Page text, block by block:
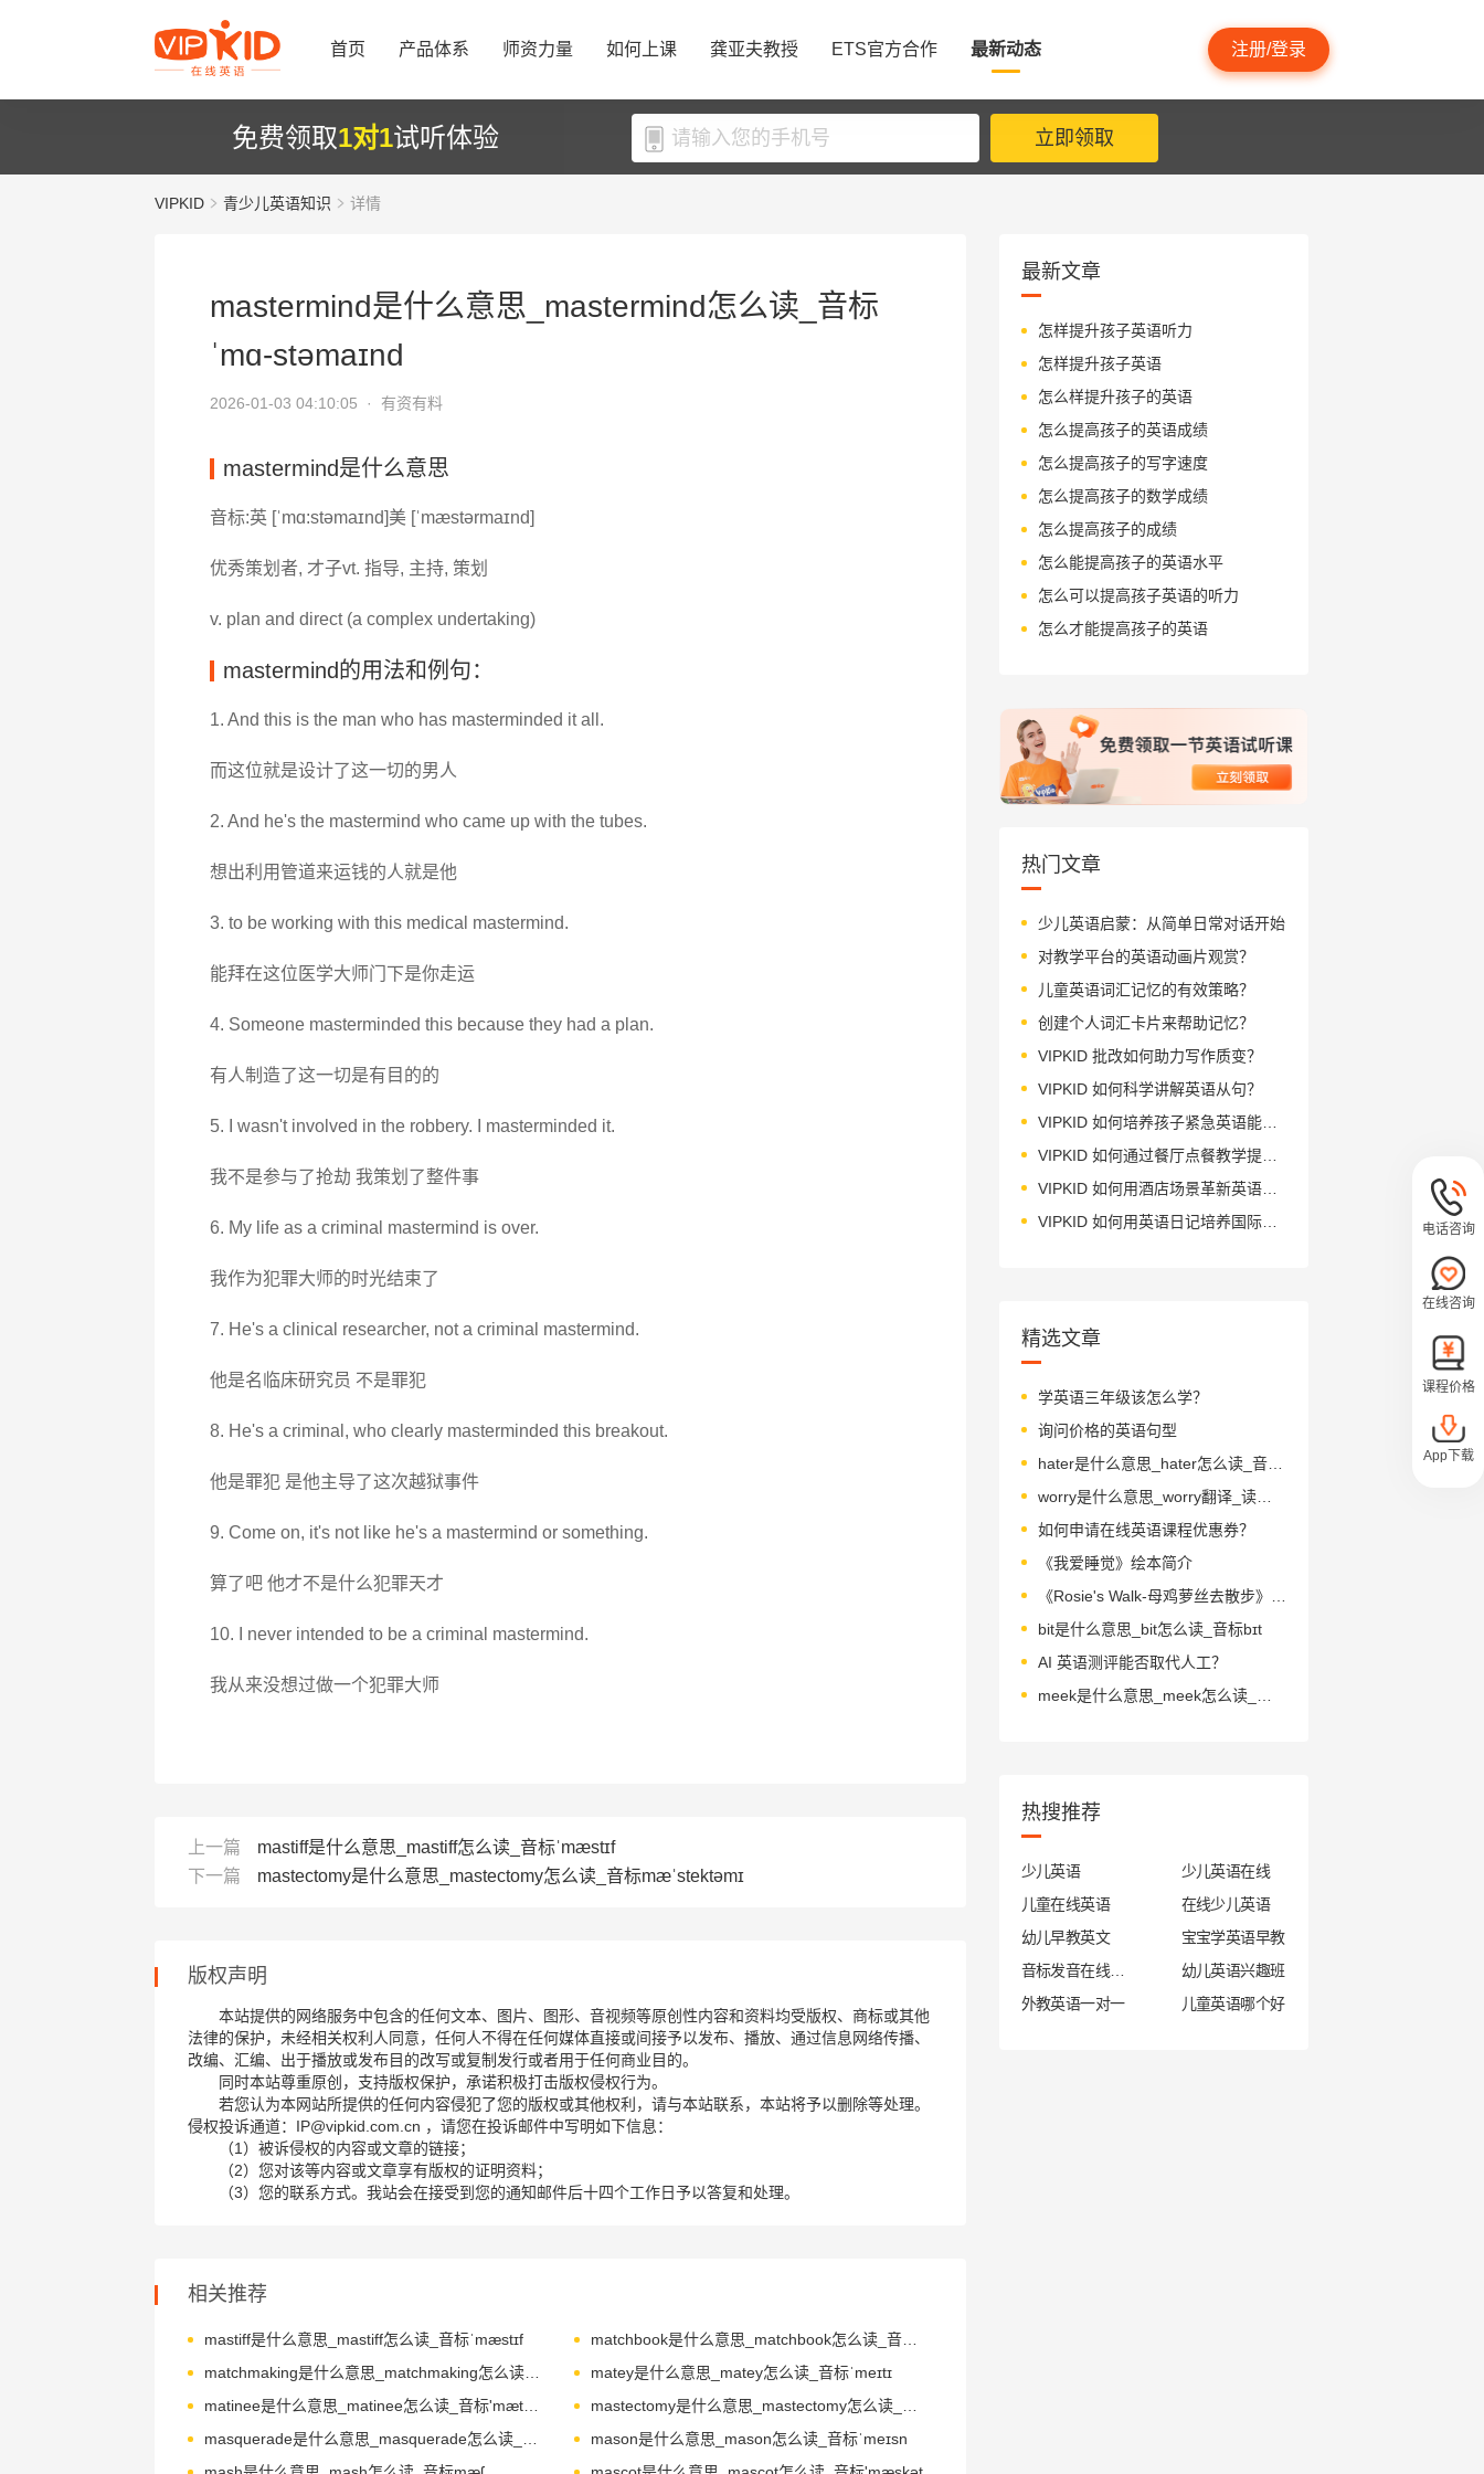
首页 产品体系 师资力量 如何上课 龚亚夫教授 ETS官方合作 最新动态 注册/登录
免费领取1对1试听体验 立即领取
VIPKID 青少儿英语知识 详情
mastermind是什么意思_mastermind怎么读_音标
ˈmɑ-stəmaɪnd
2026-01-03 04:10:05 · 有资有料
mastermind是什么意思
音标:英 [ˈmɑ:stəmaɪnd]美 [ˈmæstərmaɪnd]
优秀策划者, 才子vt. 指导, 主持, 策划
v. plan and direct (a complex undertaking)
mastermind的用法和例句：
1. And this is the man who has masterminded it all.
而这位就是设计了这一切的男人
2. And he's the mastermind who came up with the tubes.
想出利用管道来运钱的人就是他
3. to be working with this medical mastermind.
能拜在这位医学大师门下是你走运
4. Someone masterminded this because they had a plan.
有人制造了这一切是有目的的
5. I wasn't involved in the robbery. I masterminded it.
我不是参与了抢劫 我策划了整件事
6. My life as a criminal mastermind is over.
我作为犯罪大师的时光结束了
7. He's a clinical researcher, not a criminal mastermind.
他是名临床研究员 不是罪犯
8. He's a criminal, who clearly masterminded this breakout.
他是罪犯 是他主导了这次越狱事件
9. Come on, it's not like he's a mastermind or something.
算了吧 他才不是什么犯罪天才
10. I never intended to be a criminal mastermind.
我从来没想过做一个犯罪大师
上一篇
mastiff是什么意思_mastiff怎么读_音标ˈmæstɪf
下一篇
mastectomy是什么意思_mastectomy怎么读_音标mæˈstektəmɪ
版权声明
本站提供的网络服务中包含的任何文本、图片、图形、音视频等原创性内容和资料均受版权、商标或其他
法律的保护，未经相关权利人同意，任何人不得在任何媒体直接或间接予以发布、播放、通过信息网络传播、
改编、汇编、出于播放或发布目的改写或复制发行或者用于任何商业目的。
同时本站尊重原创，支持版权保护，承诺积极打击版权侵权行为。
若您认为本网站所提供的任何内容侵犯了您的版权或其他权利，请与本站联系，本站将予以删除等处理。
侵权投诉通道：IP@vipkid.com.cn ，请您在投诉邮件中写明如下信息：
（1）被诉侵权的内容或文章的链接；
（2）您对该等内容或文章享有版权的证明资料；
（3）您的联系方式。我站会在接受到您的通知邮件后十四个工作日予以答复和处理。
相关推荐
mastiff是什么意思_mastiff怎么读_音标ˈmæstɪf
matchbook是什么意思_matchbook怎么读_音标'mætʃbuk
matchmaking是什么意思_matchmaking怎么读_音标'mætʃmeɪkɪŋ
matey是什么意思_matey怎么读_音标ˈmeɪtɪ
matinee是什么意思_matinee怎么读_音标'mætinei
mason是什么意思_mason怎么读_音标ˈmeɪsn
最新文章
怎样提升孩子英语听力
怎样提升孩子英语
怎么样提升孩子的英语
怎么提高孩子的英语成绩
怎么提高孩子的写字速度
怎么提高孩子的数学成绩
怎么提高孩子的成绩
怎么能提高孩子的英语水平
怎么可以提高孩子英语的听力
怎么才能提高孩子的英语
热门文章
少儿英语启蒙：从简单日常对话开始
对教学平台的英语动画片观赏？
儿童英语词汇记忆的有效策略？
创建个人词汇卡片来帮助记忆？
VIPKID 批改如何助力写作质变？
VIPKID 如何科学讲解英语从句？
VIPKID 如何培养孩子紧急英语能力？
VIPKID 如何通过餐厅点餐教学提升少儿英语应用能力？
VIPKID 如何用酒店场景革新英语教学？
VIPKID 如何用英语日记培养国际化人才？
精选文章
学英语三年级该怎么学？
询问价格的英语句型
hater是什么意思_hater怎么读_音标heɪtə(r)
worry是什么意思_worry翻译_读音_用法_翻译
如何申请在线英语课程优惠券？
《我爱睡觉》绘本简介
bit是什么意思_bit怎么读_音标bɪt
AI 英语测评能否取代人工？
热搜推荐
少儿英语
少儿英语在线
儿童在线英语
在线少儿英语
幼儿早教英文
宝宝学英语早教
幼儿英语兴趣班
外教英语一对一
儿童英语哪个好
电话咨询
在线咨询
课程价格
App下载